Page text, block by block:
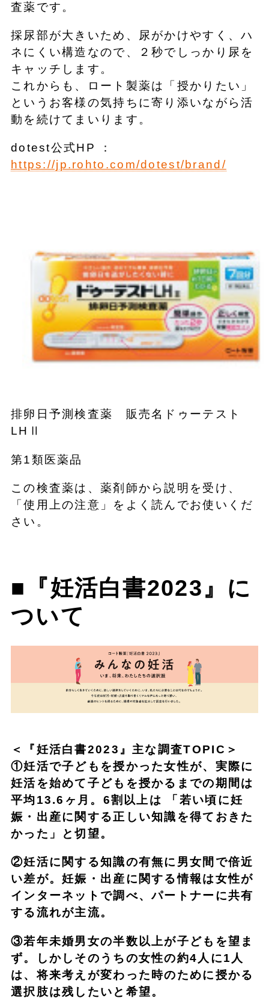
査薬です。
採尿部が大きいため、尿がかけやすく、ハ
ネにくい構造なので、２秒でしっかり尿を
キャッチします。
これからも、ロート製薬は「授かりたい」
というお客様の気持ちに寄り添いながら活
動を続けてまいります。
dotest公式HP ：
https://jp.rohto.com/dotest/brand/
排卵日予測検査薬 販売名ドゥーテスト
LHⅡ
第1類医薬品
この検査薬は、薬剤師から説明を受け、
「使用上の注意」をよく読んでお使いくだ
さい。
■『妊活白書2023』に
ついて
＜『妊活白書2023』主な調査TOPIC＞
①妊活で子どもを授かった女性が、実際に
妊活を始めて子どもを授かるまでの期間は
平均13.6ヶ月。6割以上は 「若い頃に妊
娠・出産に関する正しい知識を得ておきた
かった」と切望。
②妊活に関する知識の有無に男女間で倍近
い差が。妊娠・出産に関する情報は女性が
インターネットで調べ、パートナーに共有
する流れが主流。
③若年未婚男女の半数以上が子どもを望ま
ず。しかしそのうちの女性の約4人に1人
は、将来考えが変わった時のために授かる
選択肢は残したいと希望。